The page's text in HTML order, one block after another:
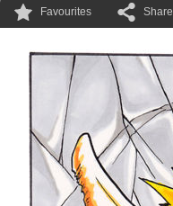
Favourites Share